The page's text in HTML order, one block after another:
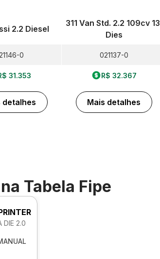
2.2 Diesel
0
31.353
detalhes
311 Van Std. 2.2 109cv
Dies
021137-0
R$ 32.367
Mais detalhes
na Tabela Fipe
DIE 2.0